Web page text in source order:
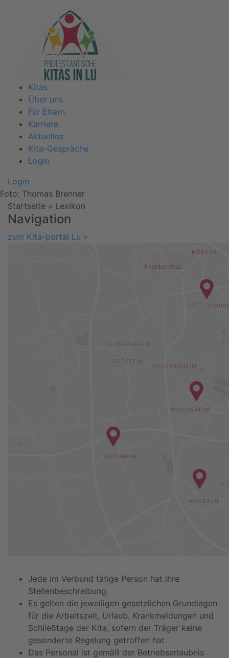
Kitas
Über uns
Für Eltern
Karriere
Aktuelles
Kita-Gespräche
Login
Login
Foto: Thomas Brenner
Startseite » Lexikon
Navigation
zum Kita-portal Lu »
Jede im Verbund tätige Person hat ihre
Stellenbeschreibung.
Es gelten die jeweiligen gesetzlichen Grundlagen
für die Arbeitszeit, Urlaub, Krankmeldungen und
Schließtage der Kita, sofern der Träger keine
gesonderte Regelung getroffen hat.
Das Personal ist gemäß der Betriebserlaubnis